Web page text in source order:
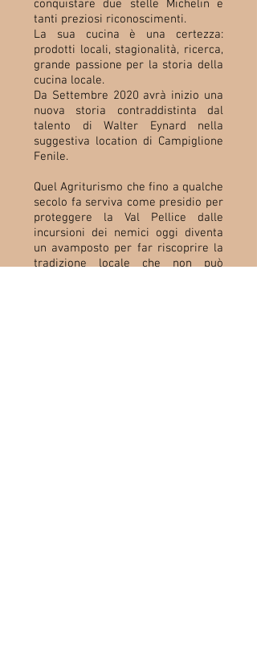
conquistare due stelle Michelin e
tanti preziosi riconoscimenti.
La sua cucina è una certezza:
prodotti locali, stagionalità, ricerca,
grande passione per la storia della
cucina locale.
Da Settembre 2020 avrà inizio una
nuova storia contraddistinta dal
talento di Walter Eynard nella
suggestiva location di Campiglione
Fenile.
Quel Agriturismo che fino a qualche
secolo fa serviva come presidio per
proteggere la Val Pellice dalle
incursioni dei nemici oggi diventa
un avamposto per far riscoprire la
tradizione locale che non può